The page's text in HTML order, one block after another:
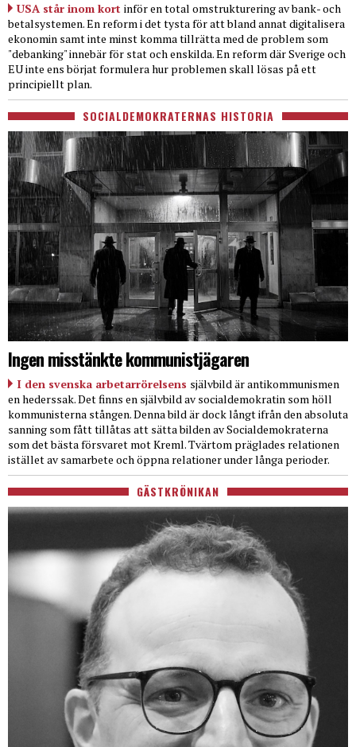
USA står inom kort inför en total omstrukturering av bank- och
betalsystemen. En reform i det tysta för att bland annat digitalisera
ekonomin samt inte minst komma tillrätta med de problem som
"debanking" innebär för stat och enskilda. En reform där Sverige och
EU inte ens börjat formulera hur problemen skall lösas på ett
principiellt plan.
SOCIALDEMOKRATERNAS HISTORIA
Ingen misstänkte kommunistjägaren
I den svenska arbetarrörelsens självbild är antikommunismen
en hederssak. Det finns en självbild av socialdemokratin som höll
kommunisterna stången. Denna bild är dock långt ifrån den absoluta
sanning som fått tillåtas att sätta bilden av Socialdemokraterna
som det bästa försvaret mot Kreml. Tvärtom präglades relationen
istället av samarbete och öppna relationer under långa perioder.
GÄSTKRÖNIKAN